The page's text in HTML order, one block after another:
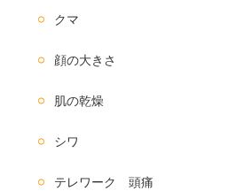
クマ
顔の大きさ
肌の乾燥
シワ
テレワーク 頭痛